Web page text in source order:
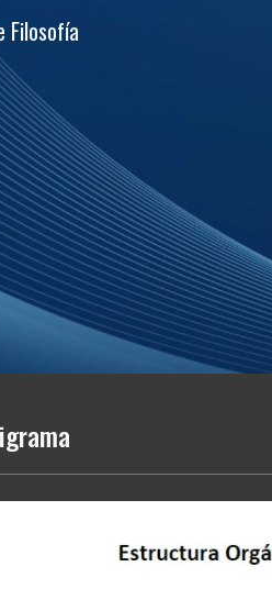
Filosofía